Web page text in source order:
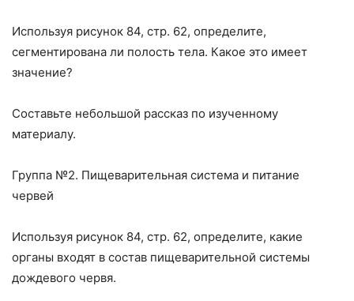
Используя рисунок 84, стр. 62, определите,
сегментирована ли полость тела. Какое это имеет
значение?
Составьте небольшой рассказ по изученному
материалу.
Группа №2. Пищеварительная система и питание
червей
Используя рисунок 84, стр. 62, определите, какие
органы входят в сос­тав пищеварительной системы
дождевого червя.